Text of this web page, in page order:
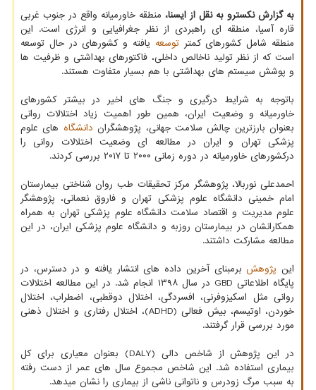
به گزارش نکسترو به نقل از ایسنا، منطقه خاورمیانه واقع در جنوب غربی
قاره آسیا، منطقه ای راهبردی از نظر جغرافیایی و انرژی است. این
منطقه شامل کشورهای کمترتوسعه یافته و کشورهای در حال توسعه
است که از نظر تولید ناخالص داخلی، فاکتورهای بهداشتی و ظرفیت ها
و پوشش سیستم های بهداشتی با هم بسیار متفاوت هستند.
باتوجه به شرایط درگیری و جنگ های اخیر در بیشتر کشورهای
خاورمیانه و وضعیت ایران، همین طور اهمیت زیاد اختلالات روانی
بعنوان بارزترین چالش سلامت جهانی، پژوهشگران دانشگاه های علوم
پزشکی تهران و ایران در مطالعه ای وضعیت اختلالات روانی را
درکشورهای خاورمیانه در دوره زمانی ۲۰۰۰ تا ۲۰۱۷ بررسی کردند.
احمدعلی نوربالا، پژوهشگر مرکز تحقیقات طب روان شناختی بیمارستان
امام خمینی دانشگاه علوم پزشکی تهران و فاروق نعمانی، پژوهشگر
علوم مدیریت و اقتصاد سلامت دانشگاه علوم پزشکی تهران به همراه
همکارانشان در بیمارستان روزبه و دانشگاه علوم پزشکی ایران، در این
مطالعه مشارکت داشتند.
این پژوهشبرمبنای آخرین داده های انتشار یافته و در دسترس، در
پایگاه اطلاعاتی GBD در سال ۱۳۹۸ انجام شد. در این مطالعه اختلالات
روانی مثل اسکیزوفرنی، افسردگی، اختلال دوقطبی، اضطراب، اختلال
خوردن، اوتیسم، بیش فعالی (ADHD)، اختلال رفتاری و اختلال ذهنی
مورد بررسی قرار گرفتند.
در این پژوهش از شاخص دالی (DALY) بعنوان معیاری برای کل
بیماری استفاده شد. این شاخص مجموع سال های عمر از دست رفته
به سبب مرگ زودرس و ناتوانی ناشی از بیماری را نشان میدهد.